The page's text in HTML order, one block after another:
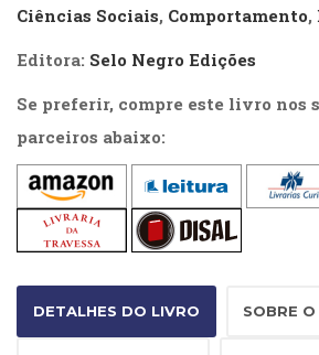
referência
PNL
Neurolingüística)
(41)
(200)
Psicologia,
Psicoterapia
(799)
Propaganda
Ciências Sociais, Comportamento,
Editora: Selo Negro Edições
Se preferir, compre este livro nos
parceiros abaixo:
DETALHES DO LIVRO SOBRE